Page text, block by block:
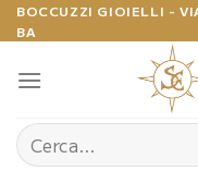
Salta
ai
contenuti
BOCCUZZI GIOIELLI -
BA
Cerca: